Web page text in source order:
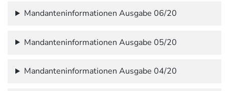
Mandanteninformationen Ausgabe 06/20
Mandanteninformationen Ausgabe 05/20
Mandanteninformationen Ausgabe 04/20